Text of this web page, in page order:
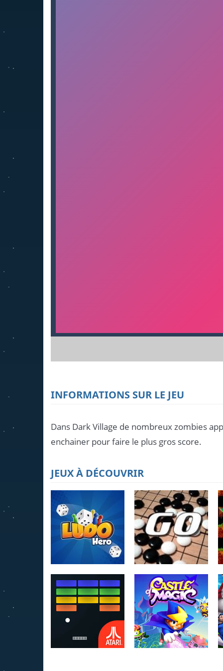
INFORMATIONS SUR LE JEU
Dans Dark Village de nombreux zombies
enchainer pour faire le plus gros score.
JEUX À DÉCOUVRIR
Ludo Hero
4.22K
Jeu de Go
3.95K